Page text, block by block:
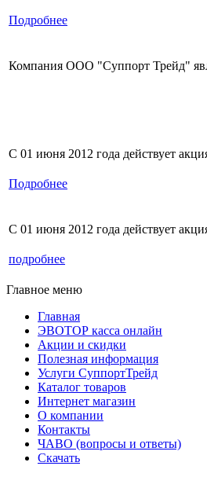
Подробнее
Компания ООО "Суппорт Трейд"
С 01 июня 2012 года действует
Подробнее
С 01 июня 2012 года действует
подробнее
Главное меню
Главная
ЭВОТОР касса онлайн
Акции и скидки
Полезная информация
Услуги СуппортТрейд
Каталог товаров
Интернет магазин
О компании
Контакты
ЧАВО (вопросы и ответы)
Скачать